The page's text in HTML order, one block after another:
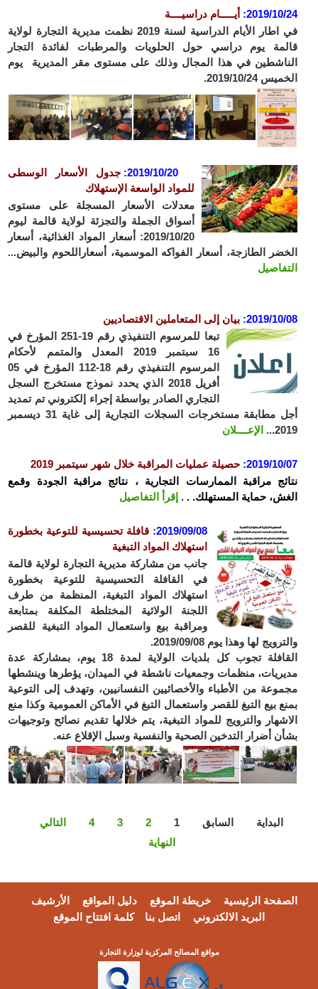
2019/10/24
: أيـــــام دراسيــــة
في اطار الأيام الدراسية لسنة 2019 نظمت مديرية التجارة لولاية
قالمة يوم دراسي حول الحلويات والمرطبات لفائدة التجار
الناشطين في هذا المجال وذلك على مستوى مقر المديرية يوم
الخميس 2019/10/24.
2019/10/20: جدول الأسعار الوسطى
للمواد الواسعة الإستهلاك
معدلات الأسعار المسجلة على مستوى
أسواق الجملة والتجزئة لولاية قالمة ليوم
2019/10/20: أسعار المواد الغذائية، أسعار
الخضر الطازجة، أسعار الفواكه الموسمية، أسعاراللحوم والبيض...
التفاصيل
2019/10/08
: بيان إلى المتعاملين الاقتصاديين
تبعا للمرسوم التنفيذي رقم 19-251 المؤرخ في
16 سبتمبر 2019 المعدل والمتمم لأحكام
المرسوم التنفيذي رقم 18-112 المؤرخ في 05
أفريل 2018 الذي يحدد نموذج مستخرج السجل
التجاري الصادر بواسطة إجراء إلكتروني تم تمديد
أجل مطابقة مستخرجات السجلات التجارية إلى غاية 31 ديسمبر
2019...
الإعــــلان
2019/10/07
: حصيلة عمليات المراقبة خلال شهر سيتمبر 2019
نتائج مراقبة الممارسات التجارية ، نتائج مراقبة الجودة وقمع
الغش، حماية المستهلك. . . إقرأ التفاصيل
2019/09/08
: قافلة تحسيسية للتوعية بخطورة
استهلاك المواد التبغية
جانب من مشاركة مديرية التجارة لولاية قالمة
في القافلة التحسيسية للتوعية بخطورة
استهلاك المواد التبغية، المنظمة من طرف
اللجنة الولائية المختلطة المكلفة بمتابعة
ومراقبة بيع واستعمال المواد التبغية للقصر
والترويج لها وهذا يوم 2019/09/08.
القافلة تجوب كل بلديات الولاية لمدة 18 يوم، بمشاركة عدة
مديريات، منظمات وجمعيات ناشطة في الميدان، يؤطرها وينشطها
مجموعة من الأطباء والأخصائيين النفسانيين، وتهدف إلى التوعية
بمنع بيع التبغ للقصر واستعمال التبغ في الأماكن العمومية وكذا منع
الاشهار والترويج للمواد التبغية، يتم خلالها تقديم نصائح وتوجيهات
بشأن أضرار التدخين الصحية والنفسية وسبل الإقلاع عنه.
البداية السابق 1
2
3
4
التالي
النهاية
الصفحة الرئيسية خريطة الموقع دليل المواقع
الأرشيف
البريد الالكتروني
اتصل بنا كلمة افتتاح الموقع
مواقع المصالح المركزية لوزارة التجارة